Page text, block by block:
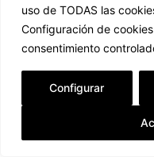
uso de TODAS las
Configuración de
consentimiento
Configurar